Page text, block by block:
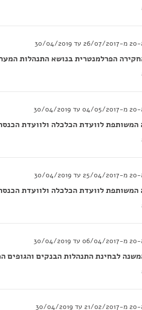
הפרלמנטרית בנושא התנהלות
המשותפת לוועדת הכלכלה ולוועדת
המשותפת לוועדת הכלכלה ולוועדת
לבחינת התנהלות הבנקים והגופים